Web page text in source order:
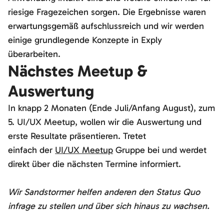
riesige Fragezeichen sorgen. Die Ergebnisse waren
erwartungsgemäß aufschlussreich und wir werden
einige grundlegende Konzepte in Exply
überarbeiten.
Nächstes Meetup &
Auswertung
In knapp 2 Monaten (Ende Juli/Anfang August), zum
5. UI/UX Meetup, wollen wir die Auswertung und
erste Resultate präsentieren. Tretet
einfach der UI/UX Meetup Gruppe bei und werdet
direkt über die nächsten Termine informiert.
Wir Sandstormer helfen anderen den Status Quo
infrage zu stellen und über sich hinaus zu wachsen.